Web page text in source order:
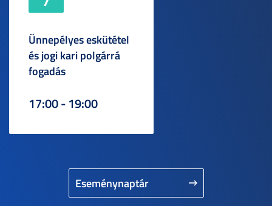
Eseménynaptár
Ünnepélyes eskütétel
és jogi kari polgárrá
fogadás
17:00 - 19:00